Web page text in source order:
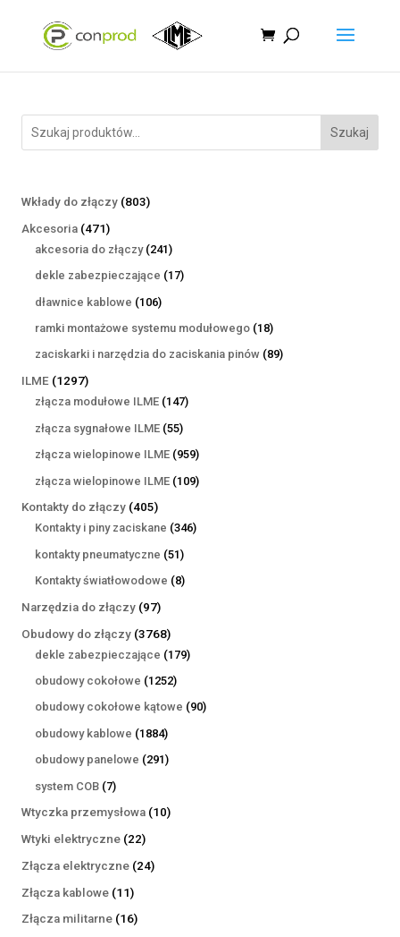
Szukaj
Wkłady do złączy 803803
Akcesoria 471471
produktów
akcesoria do złączy 241241
produktów
dekle zabezpieczające 1717
dławnice kablowe 106106
produktów
ramki montażowe systemu modułowego 1818
produktów
zaciskarki i narzędzia do zaciskania pinów 8989
ILME 12971297
produktów
złącza modułowe ILME 147147
złącza sygnałowe ILME 5555
produktów
złącza wielopinowe ILME 959959
produktów
złącza wielopinowe ILME 109109
Kontakty do złączy 405405
produktów
Kontakty i piny zaciskane 346346
kontakty pneumatyczne 5151
produktów
Kontakty światłowodowe 88
Narzędzia do złączy 9797
produktów
Obudowy do złączy 37683768
produktów
dekle zabezpieczające 179179
obudowy cokołowe 12521252
produkty
obudowy cokołowe kątowe 9090
obudowy kablowe 18841884
produkty
obudowy panelowe 291291
system COB 77
produktów
Wtyczka przemysłowa 1010
Wtyki elektryczne 2222
produkty
Złącza elektryczne 2424
Złącza kablowe 1111
produktów
Złącza militarne 1616